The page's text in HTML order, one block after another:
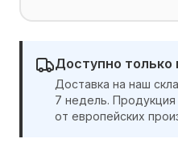
Доступно только
Доставка на наш
7 недель.
от европейских